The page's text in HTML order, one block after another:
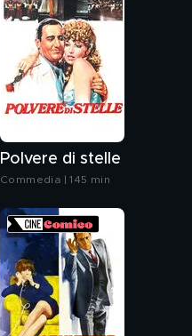
Polvere di stelle
Commedia | 145 min